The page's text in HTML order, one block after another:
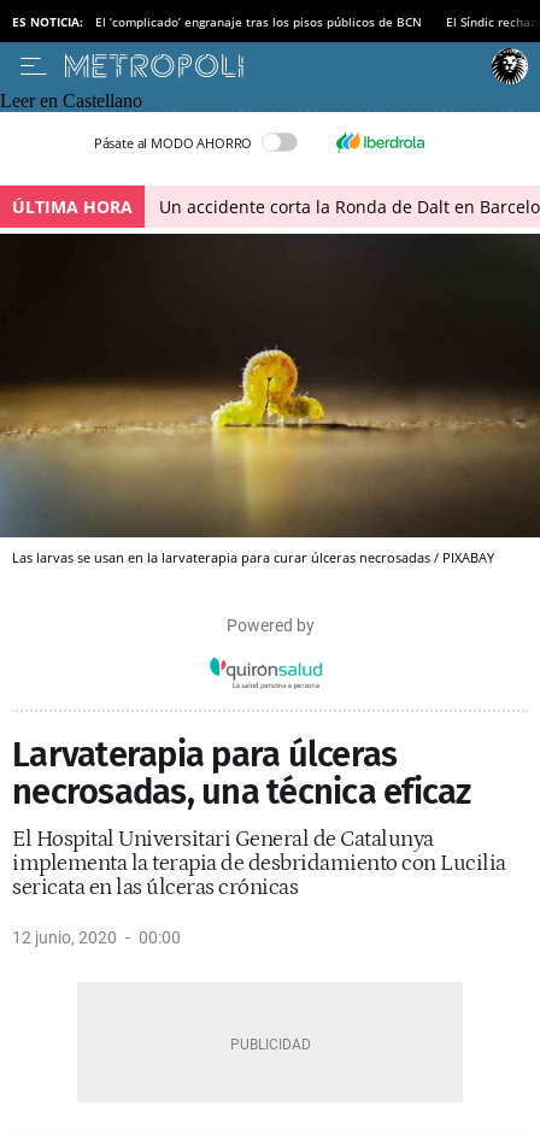
ES NOTICIA: El ‘complicado’ engranaje tras los pisos públicos de BCN El Síndic
Leer en Castellano
Pásate al MODO AHORRO
ÚLTIMA HORA Un accidente corta la Ronda de Dalt en
Las larvas se usan en la larvaterapia para curar úlceras necrosadas / PIXABAY
Powered by
Larvaterapia para úlceras
necrosadas, una técnica eficaz
El Hospital Universitari General de Catalunya
implementa la terapia de desbridamiento con Lucilia
sericata en las úlceras crónicas
12 junio, 2020 00:00